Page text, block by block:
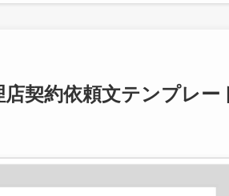
契約依頼文テンプレー